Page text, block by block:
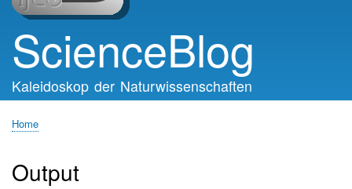
ScienceBlog
Kaleidoskop der Naturwissenschaften
Home
Output